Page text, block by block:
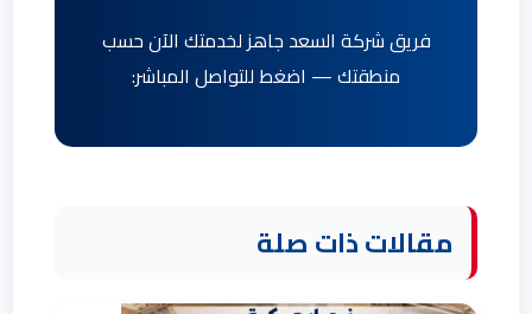
فريق شركة السعد جاهز لخدمتك الآن حسب
منطقتك — اضغط للتواصل المباشر:
مقالات ذات صلة